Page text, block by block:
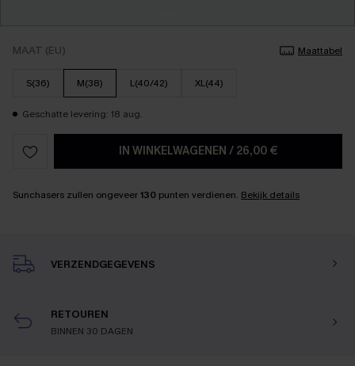
MAAT (EU) Maattabel
S(36) M(38) L(40/42) XL(44)
Geschatte levering: 18 aug.
IN WINKELWAGENEN / 26,00 €
Sunchasers zullen ongeveer130 punten verdienen. Bekijk details
VERZENDGEGEVENS
RETOUREN
BINNEN 30 DAGEN